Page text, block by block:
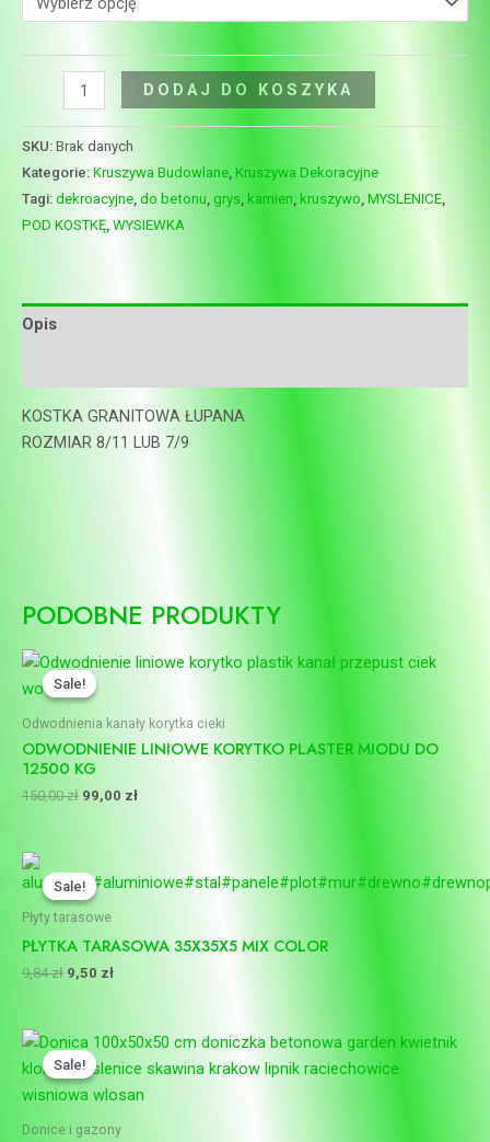
DODAJ DO KOSZYKA
SKU: Brak danych
Kategorie: Kruszywa Budowlane, Kruszywa Dekoracyjne
Tagi: dekroacyjne, do betonu, grys, kamien, kruszywo, MYSLENICE,
POD KOSTKĘ, WYSIEWKA
Opis
KOSTKA GRANITOWA ŁUPANA
ROZMIAR 8/11 LUB 7/9
PODOBNE PRODUKTY
Sale!
Sale!
Odwodnienia kanały korytka cieki
ODWODNIENIE LINIOWE KORYTKO PLASTER MIODU DO
12500 KG
150,00zł
Pierwotna
cena
wynosiła:
150,00 zł.
99,00 zł
Aktualna
99,00 zł.
Sale!
Sale!
Płyty tarasowe
PŁYTKA TARASOWA 35X35X5 MIX COLOR
9,84zł
cena
wynosiła:
9,84 zł.
9,50 zł
cena
Sale!
Sale!
Donice i gazony
Pierwotna
cena
wynosiła:
420,00 zł.
Aktualna
wynosi: